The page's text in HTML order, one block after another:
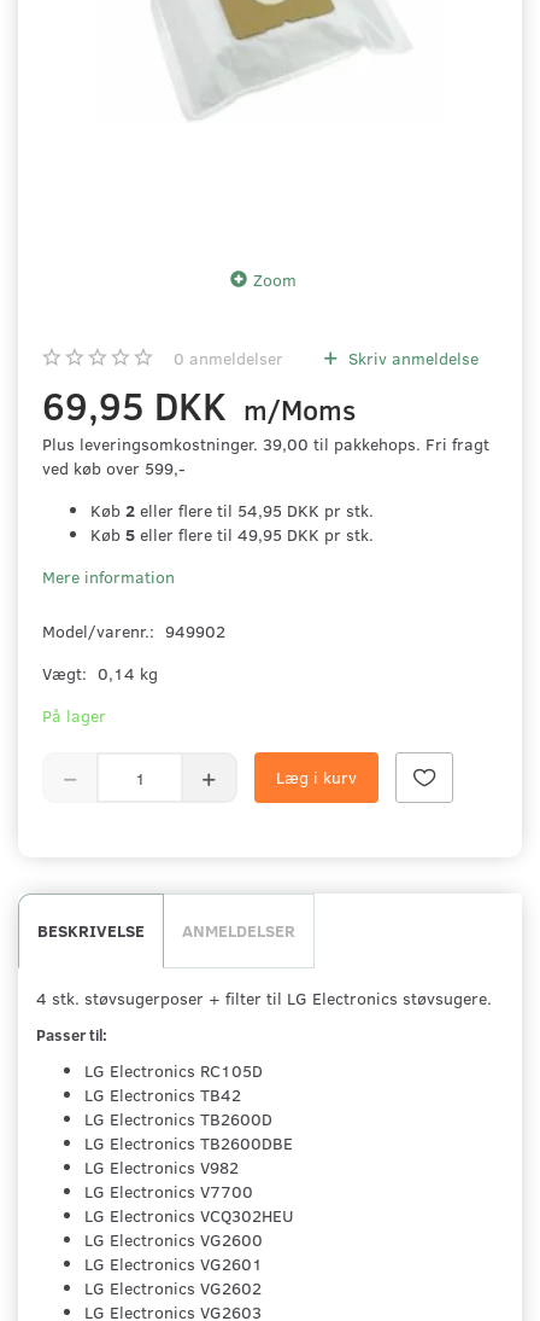
Zoom
0 anmeldelser Skriv anmeldelse
69,95 DKK m/Moms
Plus leveringsomkostninger. 39,00 til pakkehops. Fri fragt
ved køb over 599,-
Køb 2 eller flere til 54,95 DKK pr stk.
Køb 5 eller flere til 49,95 DKK pr stk.
Mere information
Model/varenr.: 949902
Vægt: 0,14 kg
På lager
Læg i kurv
BESKRIVELSE ANMELDELSER
4 stk. støvsugerposer + filter til LG Electronics støvsugere.
Passer til:
LG Electronics RC105D
LG Electronics TB42
LG Electronics TB2600D
LG Electronics TB2600DBE
LG Electronics V982
LG Electronics V7700
LG Electronics VCQ302HEU
LG Electronics VG2600
LG Electronics VG2601
LG Electronics VG2602
LG Electronics VG2603